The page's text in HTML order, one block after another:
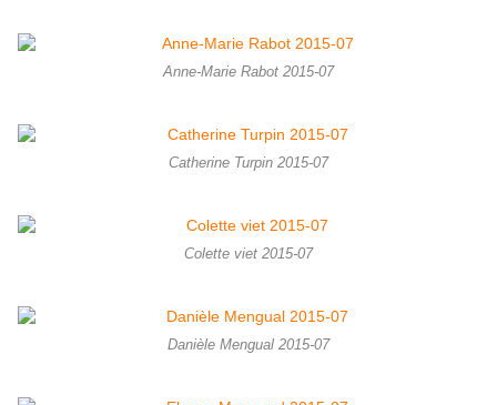
Anne-Marie Rabot 2015-07
Catherine Turpin 2015-07
Colette viet 2015-07
Danièle Mengual 2015-07